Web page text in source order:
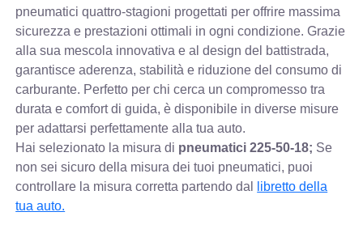
pneumatici quattro-stagioni progettati per offrire massima
sicurezza e prestazioni ottimali in ogni condizione. Grazie
alla sua mescola innovativa e al design del battistrada,
garantisce aderenza, stabilità e riduzione del consumo di
carburante. Perfetto per chi cerca un compromesso tra
durata e comfort di guida, è disponibile in diverse misure
per adattarsi perfettamente alla tua auto.
Hai selezionato la misura di pneumatici225-50-18; Se
non sei sicuro della misura dei tuoi pneumatici, puoi
controllare la misura corretta partendo dal
libretto della
tua auto.